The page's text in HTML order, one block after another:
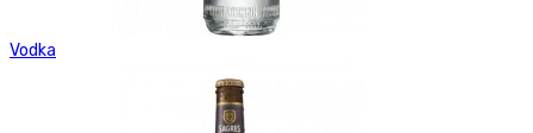
Vodka